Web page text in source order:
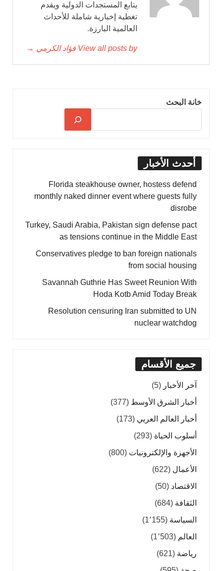
يتابع المستجدات الدولية ويقدم
تغطية إخبارية شاملة للأحداث
العالمية البارزة.
View all posts by فؤاد الكرمي →
خانة البحث
أحدث الأخبار
Florida steakhouse owner, hostess defend
monthly naked dinner event where guests fully
disrobe
Turkey, Saudi Arabia, Pakistan sign defense pact
as tensions continue in the Middle East
Conservatives pledge to ban foreign nationals
from social housing
Savannah Guthrie Has Sweet Reunion With
Hoda Kotb Amid Today Break
Resolution censuring Iran submitted to UN
nuclear watchdog
جميع الأقسام
آخر الأخبار (5)
أخبار الشرق الأوسط (377)
أخبار العالم العربي (173)
أسلوب الحياة (293)
الأجهزة والإلكترونيات (800)
الأعمال (622)
الاقتصاد (50)
الثقافة (684)
السياسة (1٬155)
العالم (1٬503)
رياضة (621)